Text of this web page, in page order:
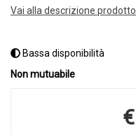
Vai alla descrizione prodotto
Bassa disponibilità
Non mutuabile